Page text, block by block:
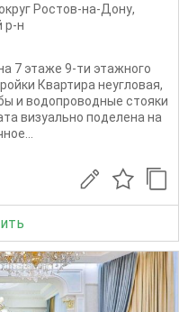
Ростов-на-Дону,
р-н
7 этаже 9-ти этажного
Квартира неугловая,
и водопроводные стояки
визуально поделена на